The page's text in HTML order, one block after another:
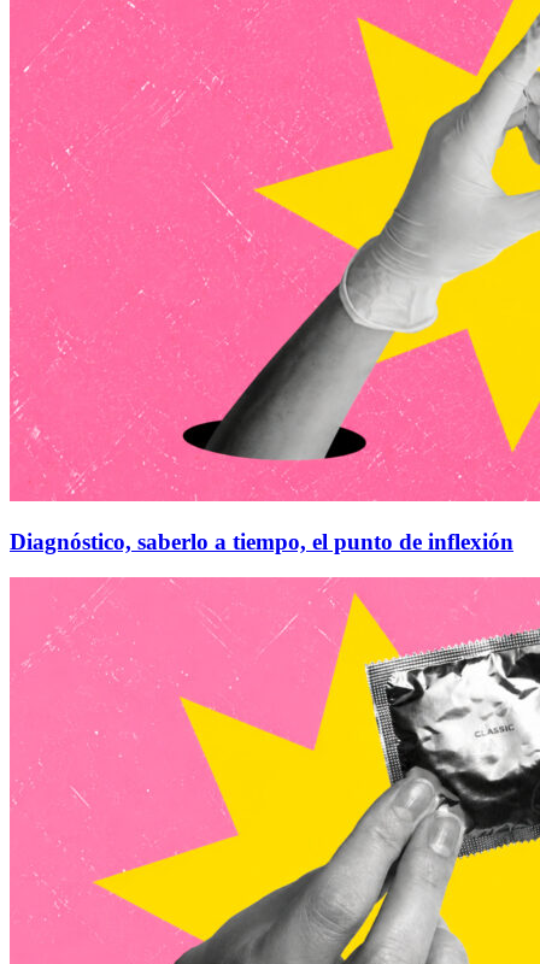
Diagnóstico, saberlo a tiempo, el punto de inflexión